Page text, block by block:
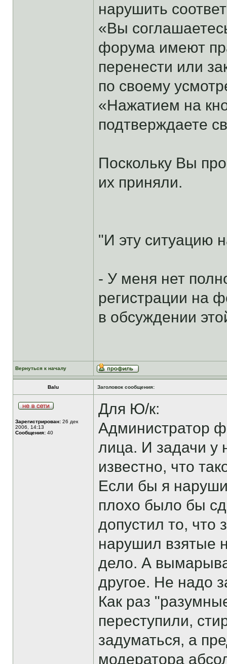
нарушить
«Вы
форума имеют
перенести или
по своему
«Нажатием на
подтверждаете
Поскольку Вы
их приняли.
"И эту ситуацию
- У меня нет
регистрации на
в обсуждении
Вернуться к началу
Balu Заголовок сообщения:
Зарегистрирован: 26 дек
2006, 14:13
Сообщения: 40
Для Ю/к:
Администратор
лица. И задачи у
известно, что
Если бы я
плохо было бы
допустил то,
нарушил взятые
дело. А
другое. Не надо
Как раз
переступили,
задуматься, а
модератора